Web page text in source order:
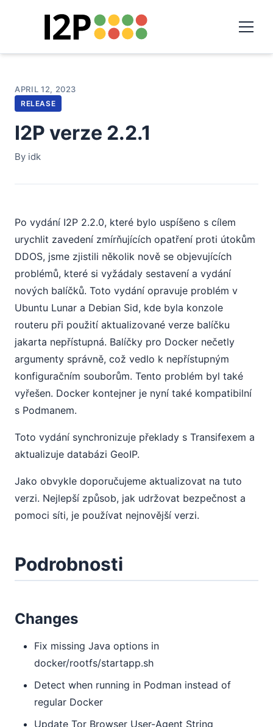
APRIL 12, 2023
RELEASE
I2P verze 2.2.1
By idk
Po vydání I2P 2.2.0, které bylo uspíšeno s cílem
urychlit zavedení zmírňujících opatření proti útokům
DDOS, jsme zjistili několik nově se objevujících
problémů, které si vyžádaly sestavení a vydání
nových balíčků. Toto vydání opravuje problém v
Ubuntu Lunar a Debian Sid, kde byla konzole
routeru při použití aktualizované verze balíčku
jakarta nepřístupná. Balíčky pro Docker nečetly
argumenty správně, což vedlo k nepřístupným
konfiguračním souborům. Tento problém byl také
vyřešen. Docker kontejner je nyní také kompatibilní
s Podmanem.
Toto vydání synchronizuje překlady s Transifexem a
aktualizuje databázi GeoIP.
Jako obvykle doporučujeme aktualizovat na tuto
verzi. Nejlepší způsob, jak udržovat bezpečnost a
pomoci síti, je používat nejnovější verzi.
Podrobnosti
Changes
Fix missing Java options in
docker/rootfs/startapp.sh
Detect when running in Podman instead of
regular Docker
Update Tor Browser User-Agent String